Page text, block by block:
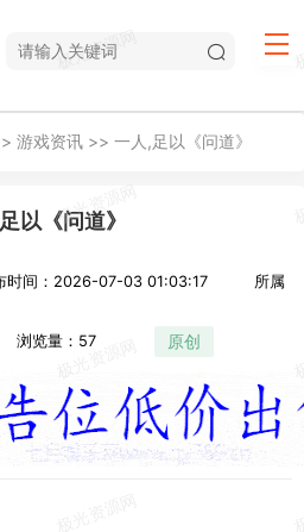
游戏资讯 >> 一人,足以《问道》
以《问道》
时间：2026-07-03 01:03:17 所属
浏览量：57 原创